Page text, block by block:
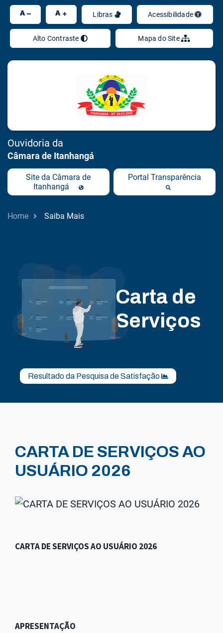
A A Libras Acessibilidade
Alto Contraste Mapa do Site
Ouvidoria da
Câmara de Itanhangá
Site da Câmara de
Itanhangá
Portal Transparência
Home Saiba Mais
Carta de
Serviços
Resultado da Pesquisa de Satisfação
CARTA DE SERVIÇOS AO
USUÁRIO 2026
CARTA DE SERVIÇOS AO USUÁRIO 2026
APRESENTAÇÃO